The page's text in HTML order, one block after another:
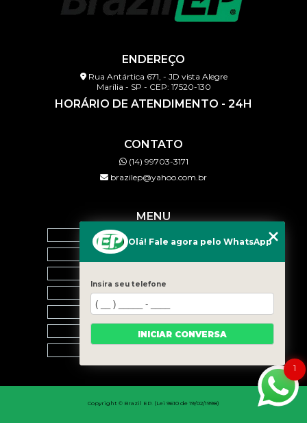
ENDEREÇO
Rua Antártica 671, - JD vista Alegre
Marília - SP - CEP: 17520-130
HORÁRIO DE ATENDIMENTO - 24H
CONTATO
(14) 99703-3171
brazilep@yahoo.com.br
MENU
HOME
BLOG
CONTATO
CATEGORIAS
Copyright © Brazil EP. (Lei 9610 de 19/02/1998)
1
Olá! Fale agora pelo WhatsApp
Insira seu telefone
INICIAR CONVERSA